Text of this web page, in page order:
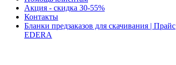
Акция - скидка 30-55%
Контакты
Бланки предзаказов для скачивания | Прайс
EDERA